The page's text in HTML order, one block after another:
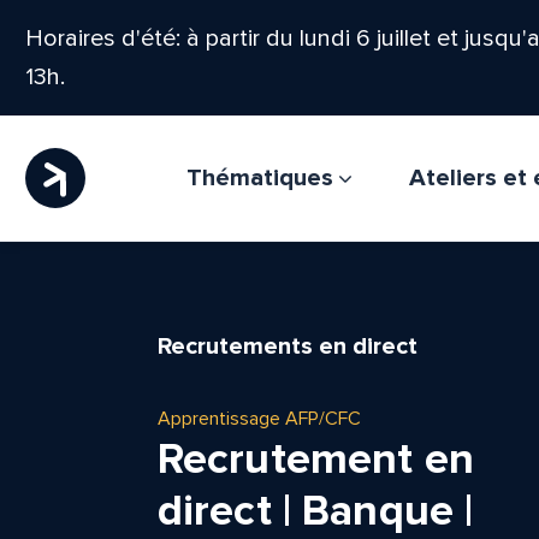
Horaires d'été: à partir du lundi 6 juillet et
13h.
Thématiques Ateliers et
Recrutements en direct
Apprentissage AFP/CFC
Recrutement en
direct | Banque |